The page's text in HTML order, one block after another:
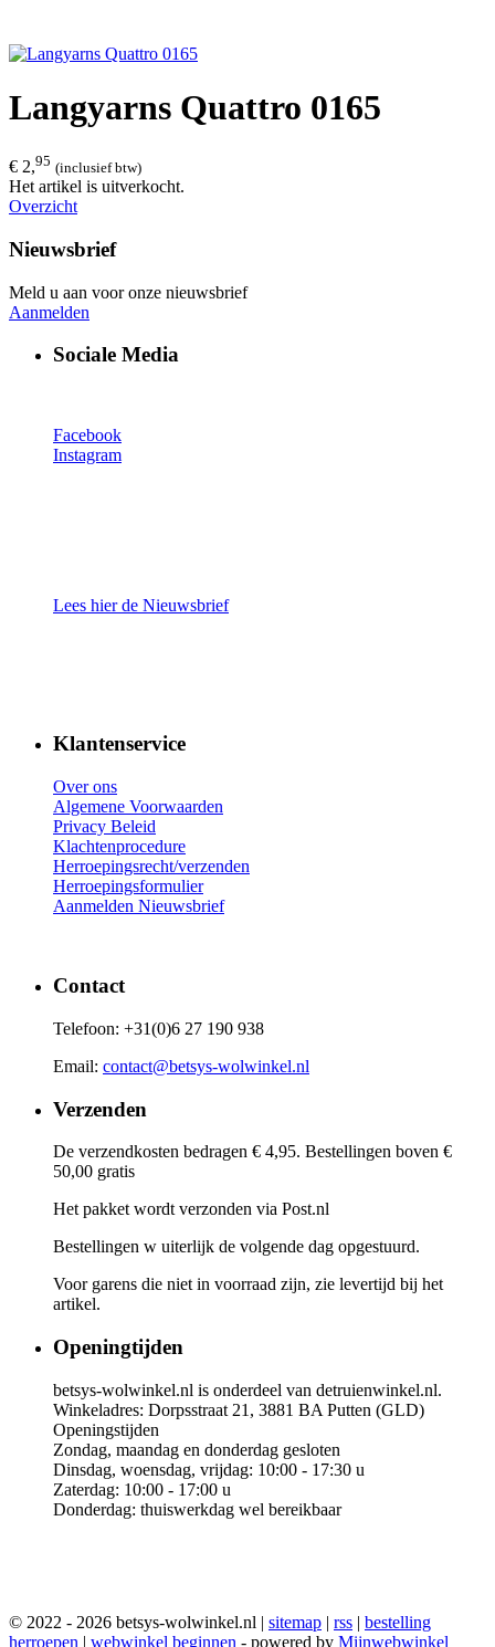
Langyarns Quattro 0165
€ 2,95 (inclusief btw)
Het artikel is uitverkocht.
Overzicht
Nieuwsbrief
Meld u aan voor onze nieuwsbrief
Aanmelden
Sociale Media
Facebook
Instagram
Lees hier de Nieuwsbrief
Klantenservice
Over ons
Algemene Voorwaarden
Privacy Beleid
Klachtenprocedure
Herroepingsrecht/verzenden
Herroepingsformulier
Aanmelden Nieuwsbrief
Contact
Telefoon: +31(0)6 27 190 938
Email: contact@betsys-wolwinkel.nl
Verzenden
De verzendkosten bedragen € 4,95. Bestellingen boven €
50,00 gratis
Het pakket wordt verzonden via Post.nl
Bestellingen w uiterlijk de volgende dag opgestuurd.
Voor garens die niet in voorraad zijn, zie levertijd bij het
artikel.
Openingtijden
betsys-wolwinkel.nl is onderdeel van detruienwinkel.nl.
Winkeladres: Dorpsstraat 21, 3881 BA Putten (GLD)
Openingstijden
Zondag, maandag en donderdag gesloten
Dinsdag, woensdag, vrijdag: 10:00 - 17:30 u
Zaterdag: 10:00 - 17:00 u
Donderdag: thuiswerkdag wel bereikbaar
© 2022 - 2026 betsys-wolwinkel.nl | sitemap | rss | bestelling
herroepen | webwinkel beginnen - powered by Mijnwebwinkel